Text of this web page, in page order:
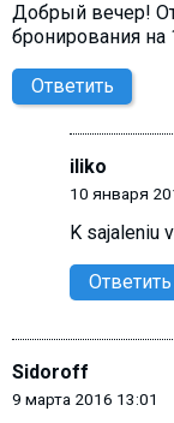
Добрый вечер!
бронирования на
Ответить
iliko
10 января
K sajaleniu
Ответить
Sidoroff
9 марта 2016 13:01